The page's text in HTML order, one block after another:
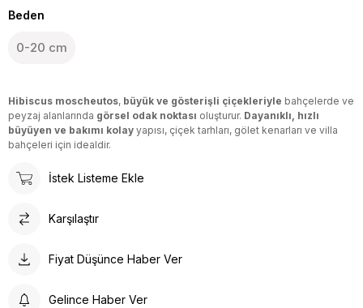
Beden
0-20 cm
Hibiscus moscheutos, büyük ve gösterişli çiçekleriyle bahçelerde ve
peyzaj alanlarında görsel odak noktası oluşturur. Dayanıklı, hızlı
büyüyen ve bakımı kolay yapısı, çiçek tarhları, gölet kenarları ve villa
bahçeleri için idealdir.
İstek Listeme Ekle
Karşılaştır
Fiyat Düşünce Haber Ver
Gelince Haber Ver